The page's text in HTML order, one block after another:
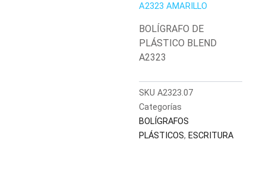
A2323 AMARILLO
BOLÍGRAFO DE
PLÁSTICO BLEND
A2323
SKU A2323.07
Categorías
BOLÍGRAFOS
PLÁSTICOS, ESCRITURA